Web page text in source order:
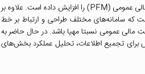
تنگنای مالی دولت در سال‌های اخیر ضرورت پرداختن به مفهوم مدیریت مالی عمومی (PFM) را افزایش داده است. علاوه بر
که سامانه‌های مختلف طراحی و ارتباط بر خط
مالی عمومی نسبتا مهیا باشد. در حال حاضر به
برای تجمیع اطلاعات، تحلیل عملکرد بخش‌های